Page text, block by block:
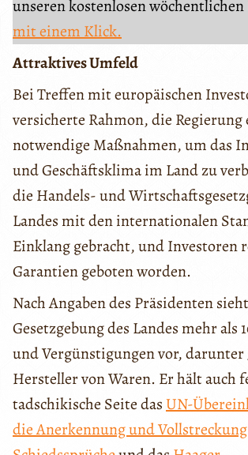
unseren kostenlosen
mit einem Klick.
Attraktives Umfeld
Bei Treffen mit europäischen
versicherte Rahmon, die
notwendige Maßnahmen, um das
und Geschäftsklima im Land zu
die Handels- und
Landes mit den internationalen
Einklang gebracht, und Investoren
Garantien geboten worden.
Nach Angaben des Präsidenten
Gesetzgebung des Landes mehr als
und Vergünstigungen vor,
Hersteller von Waren. Er hält auch
tadschikische Seite dasUN-
die Anerkennung und